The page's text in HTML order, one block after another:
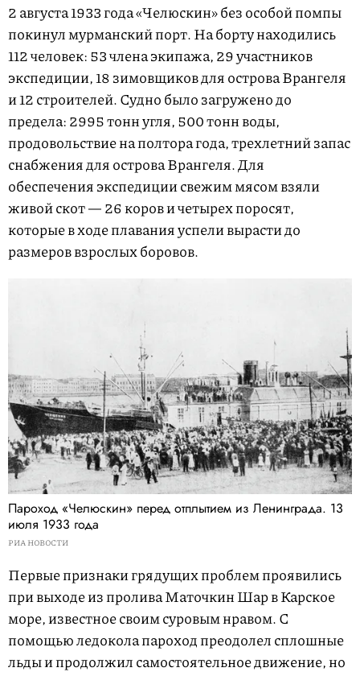
2 августа 1933 года «Челюскин» без особой помпы
покинул мурманский порт. На борту находились
112 человек: 53 члена экипажа, 29 участников
экспедиции, 18 зимовщиков для острова Врангеля
и 12 строителей. Судно было загружено до
предела: 2995 тонн угля, 500 тонн воды,
продовольствие на полтора года, трехлетний запас
снабжения для острова Врангеля. Для
обеспечения экспедиции свежим мясом взяли
живой скот — 26 коров и четырех поросят,
которые в ходе плавания успели вырасти до
размеров взрослых боровов.
Пароход «Челюскин» перед отплытием из Ленинграда. 13
июля 1933 года
РИА НОВОСТИ
Первые признаки грядущих проблем проявились
при выходе из пролива Маточкин Шар в Карское
море, известное своим суровым нравом. С
помощью ледокола пароход преодолел сплошные
льды и продолжил самостоятельное движение, но